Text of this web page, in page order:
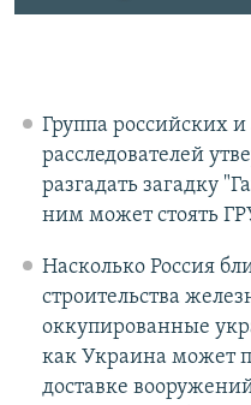
Группа российских
расследователей
разгадать загадку
ним может стоять
Насколько Россия
строительства
оккупированные
как Украина может
доставке